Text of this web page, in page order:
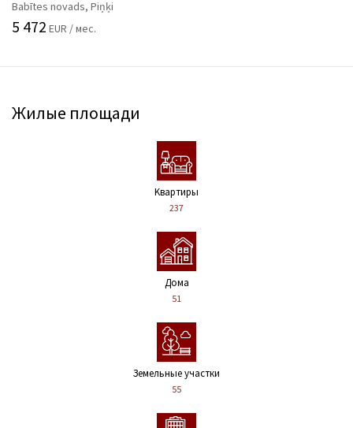
Babītes novads, Piņķi
5 472 EUR / мес.
Жилые площади
Kвартиры
237
Дома
51
Земельные участки
55